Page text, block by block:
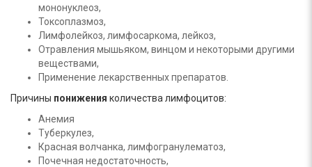
мононуклеоз,
Токсоплазмоз,
Лимфолейкоз, лимфосаркома, лейкоз,
Отравления мышьяком, винцом и некоторыми другими
веществами,
Применение лекарственных препаратов.
Причины понижения количества лимфоцитов:
Анемия
Туберкулез,
Красная волчанка, лимфогранулематоз,
Почечная недостаточность,